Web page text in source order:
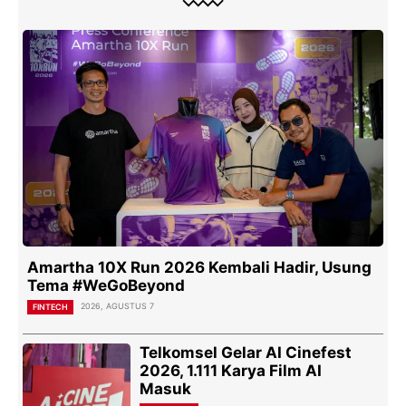
Amartha 10X Run 2026 Kembali Hadir, Usung
Tema #WeGoBeyond
FINTECH 2026, AGUSTUS 7
Telkomsel Gelar AI Cinefest
2026, 1.111 Karya Film AI
Masuk